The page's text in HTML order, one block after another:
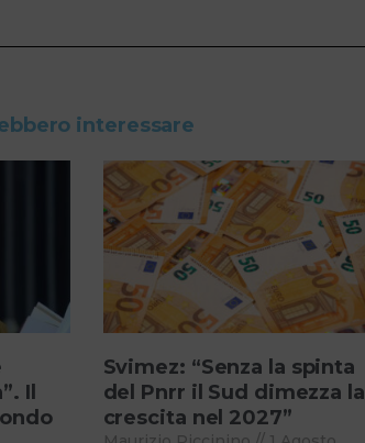
interessare
Il
Svimez: “Senza la spinta
del Pnrr il Sud dimezza la
crescita nel 2027”